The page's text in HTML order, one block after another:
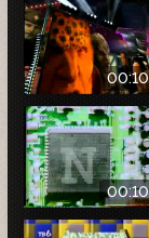
00:10
00:10